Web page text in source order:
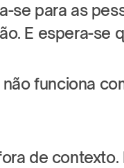
se para as
E espera-se
funciona
de